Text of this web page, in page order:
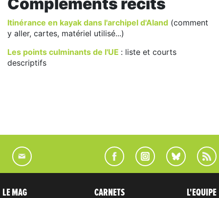
Itinérance en kayak dans l'archipel d'Aland (comment
y aller, cartes, matériel utilisé...)
Les points culminants de l'UE : liste et courts
descriptifs
LE MAG CARNETS L'EQUIPE